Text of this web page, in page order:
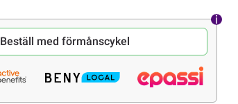
Beställ med förmånscykel